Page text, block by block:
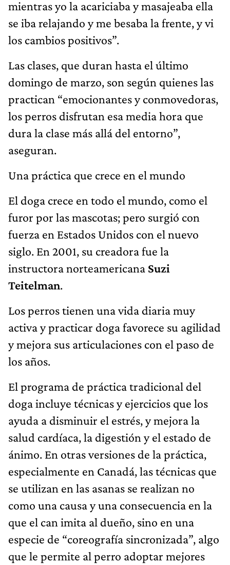
mientras yo la acariciaba y masajeaba ella
se iba relajando y me besaba la frente, y vi
los cambios positivos”.
Las clases, que duran hasta el último
domingo de marzo, son según quienes las
practican “emocionantes y conmovedoras,
los perros disfrutan esa media hora que
dura la clase más allá del entorno”,
aseguran.
Una práctica que crece en el mundo
El doga crece en todo el mundo, como el
furor por las mascotas; pero surgió con
fuerza en Estados Unidos con el nuevo
siglo. En 2001, su creadora fue la
instructora norteamericana Suzi
Teitelman.
Los perros tienen una vida diaria muy
activa y practicar doga favorece su agilidad
y mejora sus articulaciones con el paso de
los años.
El programa de práctica tradicional del
doga incluye técnicas y ejercicios que los
ayuda a disminuir el estrés, y mejora la
salud cardíaca, la digestión y el estado de
ánimo. En otras versiones de la práctica,
especialmente en Canadá, las técnicas que
se utilizan en las asanas se realizan no
como una causa y una consecuencia en la
que el can imita al dueño, sino en una
especie de “coreografía sincronizada”, algo
que le permite al perro adoptar mejores